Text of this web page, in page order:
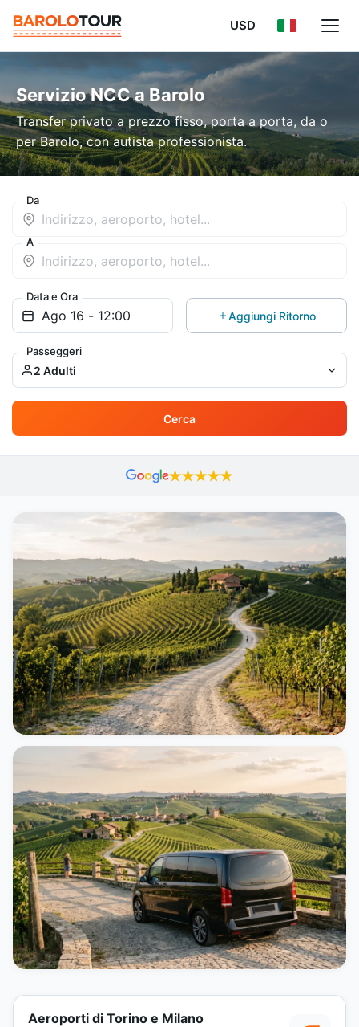
USD
Servizio NCC a Barolo
Transfer privato a prezzo fisso, porta a porta, da o
per Barolo, con autista professionista.
Da
A
Data e Ora
Aggiungi Ritorno
Passeggeri
2 Adulti
Cerca
Aeroporti di Torino e Milano